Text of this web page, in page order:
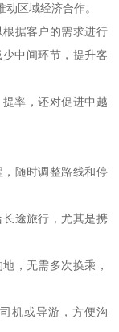
区域经济合作。
据客户的需求进行
中间环节，提升客
率，还对促进中越
随时调整路线和停
途旅行，尤其是携
，无需多次换乘，
机或导游，方便沟